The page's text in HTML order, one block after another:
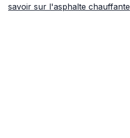
savoir sur l'asphalte chauffante